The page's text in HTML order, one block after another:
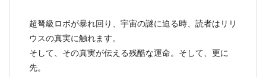
超弩級ロボが暴れ回り、宇宙の謎に迫る時、読者はリリ
ウスの真実に触れます。
そして、その真実が伝える残酷な運命。そして、更に
先。